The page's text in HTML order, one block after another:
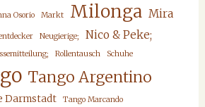
Osorio Markt Milonga Mira
Neugierige; Nico & Peke;
Rollentausch Schuhe
Tango Argentino
Darmstadt Tango Marcando